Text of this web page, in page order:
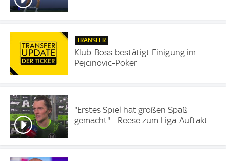
TRANSFER
Klub-Boss bestätigt Einigung im
Pejcinovic-Poker
''Erstes Spiel hat großen Spaß
gemacht'' - Reese zum Liga-Auftakt